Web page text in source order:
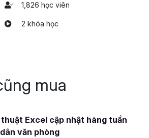
1,826 học viên
2 khóa học
mua
Excel cập nhật hàng tuần
văn phòng